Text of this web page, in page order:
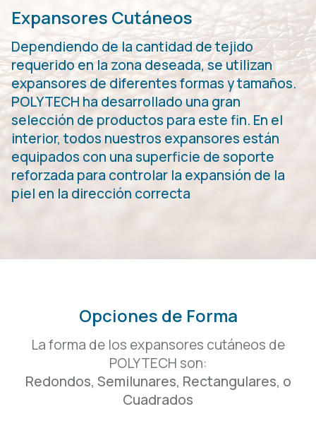
Expansores Cutáneos
Dependiendo de la cantidad de tejido
requerido en la zona deseada, se utilizan
expansores de diferentes formas y tamaños.
POLYTECH ha desarrollado una gran
selección de productos para este fin. En el
interior, todos nuestros expansores están
equipados con una superficie de soporte
reforzada para controlar la expansión de la
piel en la dirección correcta
Opciones de Forma
La forma de los expansores cutáneos de
POLYTECH son:
Redondos, Semilunares, Rectangulares, o
Cuadrados